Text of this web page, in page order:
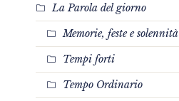
La Parola del giorno
Memorie, feste e solennità
Tempi forti
Tempo Ordinario